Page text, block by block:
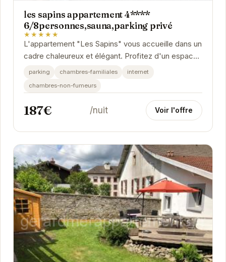
les sapins appartement 4****
6/8personnes,sauna,parking privé
★★★★★
L'appartement "Les Sapins" vous accueille dans un
cadre chaleureux et élégant. Profitez d'un espace
de vie spacieux et confortable, idéal pour des...
parking chambres-familiales
internet
chambres-non-fumeurs
187€ /nuit Voir l'offre